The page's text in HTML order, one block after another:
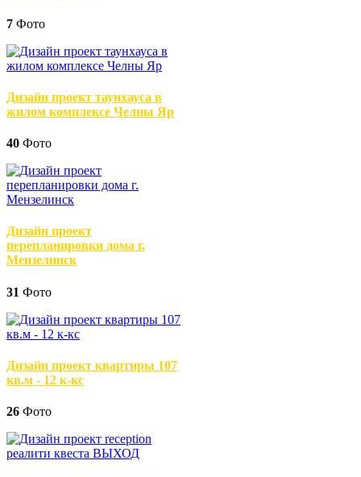
7 Фото
Дизайн проект таунхауса в
жилом комплексе Челны Яр
40 Фото
Дизайн проект
перепланировки дома г.
Мензелинск
31 Фото
Дизайн проект квартиры 107
кв.м - 12 к-кс
26 Фото